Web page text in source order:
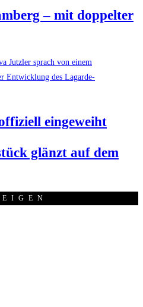
– mit dop­pel­ter
eingeweiht
glänzt auf dem